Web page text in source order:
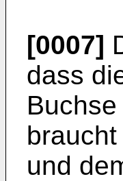
[0007]
dass
und